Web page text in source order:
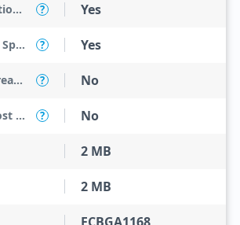
Intel Virtualization Technology for Directed I/O (VT-d) ? Yes
Enhanced Intel SpeedStep Technology ? Yes
Intel Hyper-Threading Technology ? No
Intel Turbo Boost Technology ? No
2 MB
2 MB